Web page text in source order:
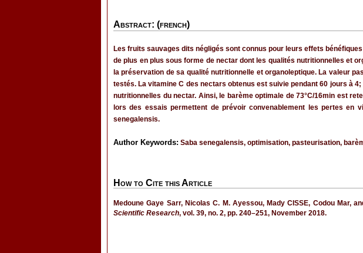
Abstract: (french)
Les fruits sauvages dits négligés sont connus pour leurs effets
de plus en plus sous forme de nectar dont les qualités nutritionnelles et
la préservation de sa qualité nutritionnelle et organoleptique. La valeur
testés. La vitamine C des nectars obtenus est suivie pendant 60 jours à
nutritionnelles du nectar. Ainsi, le barème optimale de 73°C/16min est
lors des essais permettent de prévoir convenablement les pertes en
senegalensis.
Author Keywords: Saba senegalensis, optimisation, pasteurisation,
How to Cite this Article
Medoune Gaye Sarr, Nicolas C. M. Ayessou, Mady CISSE, Codou Mar,
Scientific Research, vol. 39, no. 2, pp. 240–251, November 2018.